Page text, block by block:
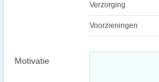
Verzorging
Voorzieningen
Motivatie